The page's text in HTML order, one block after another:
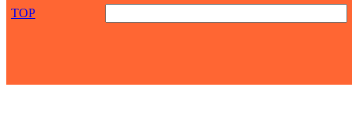
TOP